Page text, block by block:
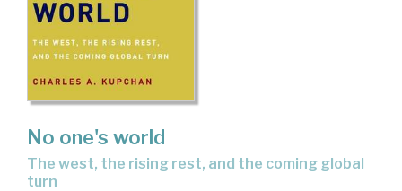
No one's world
the west, the rising rest, and the coming global
turn